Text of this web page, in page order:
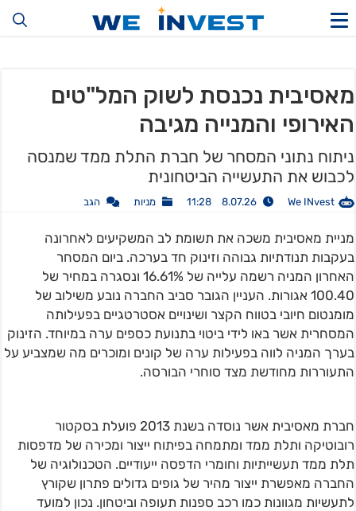
מאסיבית נכנסת לשוק המל"טים
האירופי והמנייה מגיבה
ניתוח נתוני המסחר של חברת התלת ממד שמנסה
לכבוש את התעשייה הביטחונית
We INvest
8.07.26 11:28 מניות הגב
מניית מאסיבית משכה את תשומת לב המשקיעים לאחרונה
בעקבות תנודתיות גבוהה וזינוק חד בערכה. ביום המסחר
האחרון המניה רשמה עלייה של 16.61% ונסגרה במחיר של
100.40 אגורות. העניין הגובר סביב החברה נובע משילוב של
מומנטום חיובי בטווח הקצר ושינויים אסטרטגיים בפעילותה
המסחרית אשר באו לידי ביטוי בתנועת כספים ערה במיוחד. הזינוק
בערך המניה לווה בפעילות ערה של קונים ומוכרים מה שמצביע על
התעוררות מחודשת מצד סוחרי הבורסה.
חברת מאסיבית אשר נוסדה בשנת 2013 פועלת בסקטור
רובוטיקה ותלת ממד ומתמחה בפיתוח ייצור ומכירה של מדפסות
תלת ממד תעשייתיות וחומרי הדפסה ייעודיים. הטכנולוגיה של
החברה מאפשרת ייצור מהיר של גופים גדולים פתרון שקורץ
לתעשיות מגוונות כמו רכב ספנות תעופה וביטחון. נכון למועד